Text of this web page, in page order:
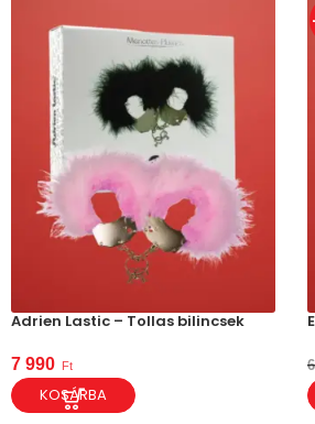
Adrien Lastic – Tollas bilincsek
7 990 Ft
KOSÁRBA